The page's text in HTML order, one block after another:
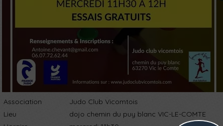
Association
Judo Club Vicomtois
Lieu
dojo chemin du puy blanc VIC-LE-COMTE